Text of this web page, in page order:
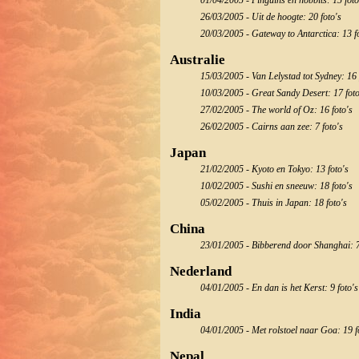
26/03/2005 - Uit de hoogte: 20 foto's
20/03/2005 - Gateway to Antarctica: 13
Australie
15/03/2005 - Van Lelystad tot Sydney:
10/03/2005 - Great Sandy Desert: 17
27/02/2005 - The world of Oz: 16 foto's
26/02/2005 - Cairns aan zee: 7 foto's
Japan
21/02/2005 - Kyoto en Tokyo: 13 foto's
10/02/2005 - Sushi en sneeuw: 18 foto's
05/02/2005 - Thuis in Japan: 18 foto's
China
23/01/2005 - Bibberend door Shanghai:
Nederland
04/01/2005 - En dan is het Kerst: 9 foto's
India
04/01/2005 - Met rolstoel naar Goa: 19